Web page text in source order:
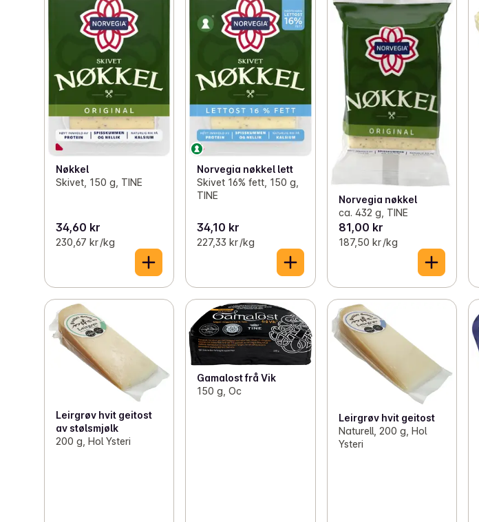
Nøkkel
Skivet, 150 g, TINE
34,60 kr
230,67 kr /kg
Norvegia nøkkel lett
Skivet 16% fett, 150 g,
TINE
34,10 kr
227,33 kr /kg
Norvegia nøkkel
ca. 432 g, TINE
81,00 kr
187,50 kr /kg
Leirgrøv hvit geitost
av stølsmjølk
200 g, Hol Ysteri
Gamalost frå Vik
150 g, Oc
Leirgrøv hvit geitost
Naturell, 200 g, Hol
Ysteri